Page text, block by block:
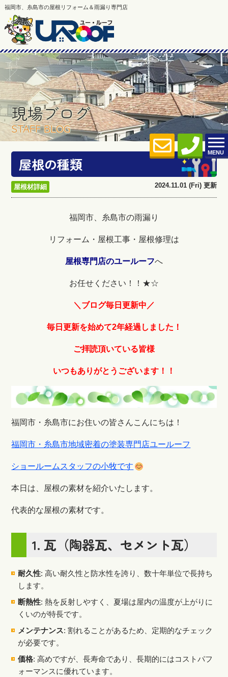
福岡市、糸島市の屋根リフォーム＆雨漏り専門店
MENU
現場ブログ
STAFF BLOG
屋根の種類
屋根材詳細 2024.11.01 (Fri) 更新
福岡市、糸島市の雨漏り
リフォーム・屋根工事・屋根修理は
屋根専門店のユールーフへ
お任せください！！★☆
＼ブログ毎日更新中／
毎日更新を始めて2年経過しました！
ご拝読頂いている皆様
いつもありがとうございます！！
福岡市・糸島市にお住いの皆さんこんにちは！
福岡市・糸島市地域密着の塗装専門店ユールーフ
ショールームスタッフの小牧です
本日は、屋根の素材を紹介いたします。
代表的な屋根の素材です。
1. 瓦（陶器瓦、セメント瓦）
耐久性: 高い耐久性と防水性を誇り、数十年単位で長持ち
します。
断熱性: 熱を反射しやすく、夏場は屋内の温度が上がりに
くいのが特長です。
メンテナンス: 割れることがあるため、定期的なチェック
が必要です。
価格: 高めですが、長寿命であり、長期的にはコストパフ
ォーマンスに優れています。